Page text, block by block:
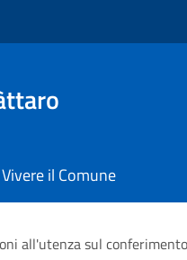
Vivere il Comune
all'utenza sul